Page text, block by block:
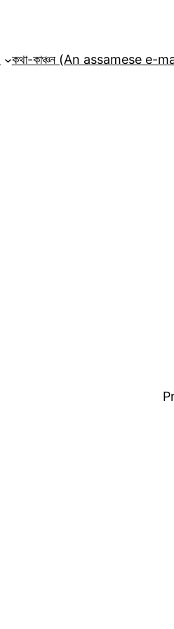
কথা-কাঞ্চন (An assamese e-